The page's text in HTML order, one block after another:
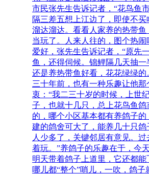
市民张先生告诉记者，“花鸟鱼
隔三差五想上江边了，即使不
溜达溜达。看看人家养的热带鱼
当玩了。人来人往的，图个热闹
爱好，张先生告诉记者，“原先
鱼，还得伺候。锦鲤隔几天抽一
还是养热带鱼好看，花花绿绿的
三十年前，也有一种乐趣让他
衷：“我二三十岁的时候，上世
子，也就十几只，总上花鸟鱼
的，哪个小区基本都有养鸽子的
建的鸽舍可大了，能养几十只鸽
人少多了，关键邻居有意见。
着玩。”养鸽子的乐趣在于，今
明天带着鸽子上道里，它还都
哪儿都“整个”哨儿，一吹，鸽